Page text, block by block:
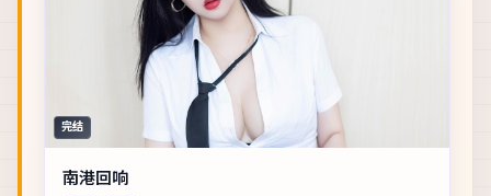
完结
南港回响